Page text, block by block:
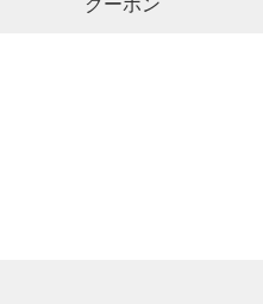
クーポン